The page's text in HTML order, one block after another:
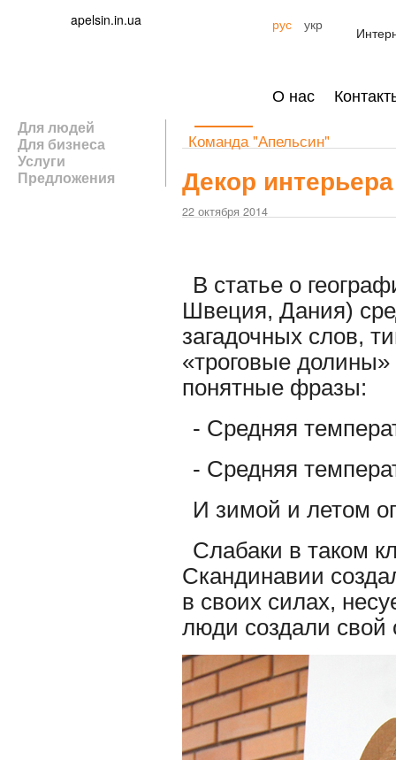
apelsin.in.ua рус укр
О нас
Для людей
Для бизнеса
Услуги
Предложения
Команда "Апельсин"
Декор
22 октября 2014
В статье о
Швеция, Дания)
загадочных слов,
«троговые
понятные фразы:
- Средняя
- Средняя
И зимой и летом
Слабаки в таком
Скандинавии
в своих силах,
люди создали свой